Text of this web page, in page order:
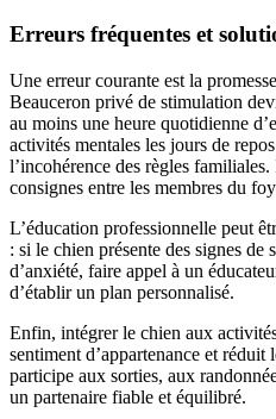
Erreurs fréquentes et
Une erreur courante est la
Beauceron privé de stimulation
au moins une heure quotidienne
activités mentales les jours de
l’incohérence des règles
consignes entre les membres du
L’éducation professionnelle peut
: si le chien présente des signes de
d’anxiété, faire appel à un
d’établir un plan personnalisé.
Enfin, intégrer le chien aux
sentiment d’appartenance et
participe aux sorties, aux
un partenaire fiable et équilibré.